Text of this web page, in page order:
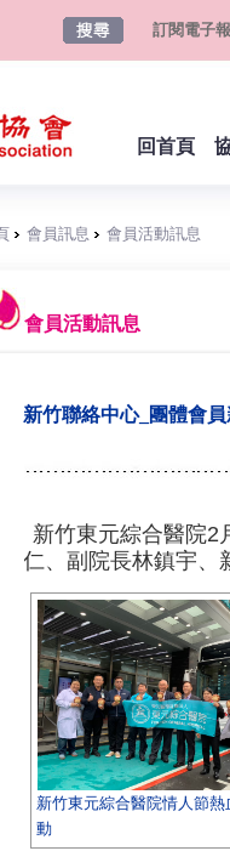
訂閱電子報
回首頁
會員訊息 會員活動訊息
會員活動訊息
新竹聯絡中心_團體會
新竹東元綜合醫院2
仁、副院長林鎮宇、
新竹東元綜合醫院情人節熱
動